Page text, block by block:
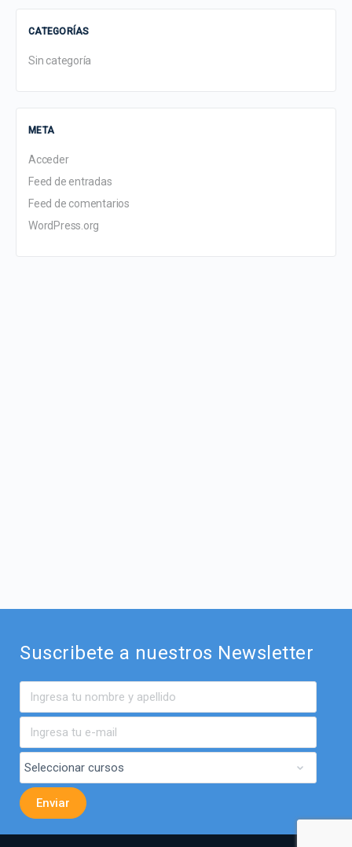
CATEGORÍAS
Sin categoría
META
Acceder
Feed de entradas
Feed de comentarios
WordPress.org
Suscribete a nuestros Newsletter